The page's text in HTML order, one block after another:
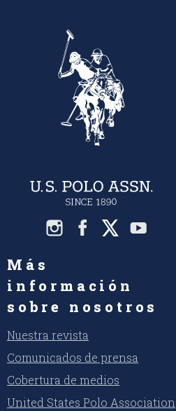
Más
información
sobre nosotros
Nuestra revista
Comunicados de prensa
Cobertura de medios
United States Polo Association